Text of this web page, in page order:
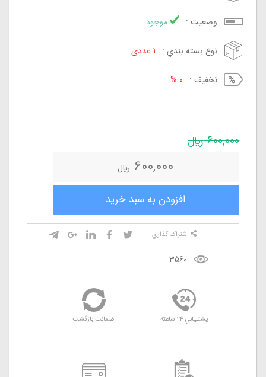
وضعيت : موجود
نوع بسته بندي : 1 عددی
تخفيف : 0 %
600,000 ريال
600,000 ريال
افزودن به سبد خريد
3560
اشتراک گذاري
پشتيباني 24 ساعته ضمانت بازگشت